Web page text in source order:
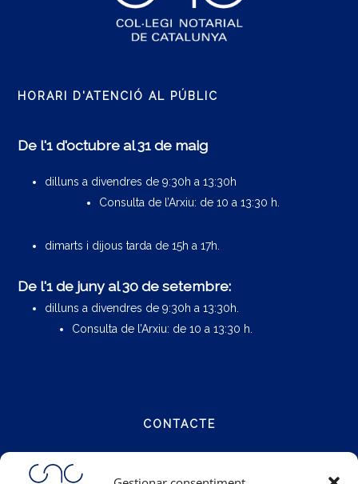
HORARI D'ATENCIÓ AL PÚBLIC
De l'1 d'octubre al 31 de maig
dilluns a divendres de 9:30h a 13:30h
Consulta de l’Arxiu: de 10 a 13:30 h.
dimarts i dijous tarda de 15h a 17h.
De l'1 de juny al 30 de setembre:
dilluns a divendres de 9:30h a 13:30h.
Consulta de l’Arxiu: de 10 a 13:30 h.
CONTACTE